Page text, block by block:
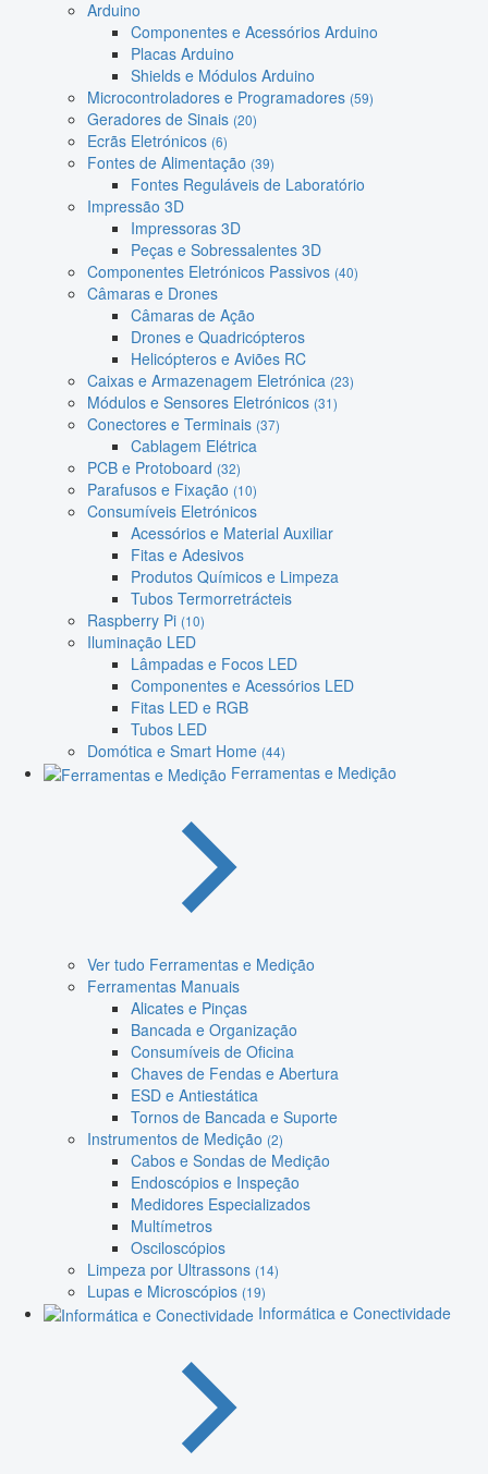
Arduino
Componentes e Acessórios Arduino
Placas Arduino
Shields e Módulos Arduino
Microcontroladores e Programadores (59)
Geradores de Sinais (20)
Ecrãs Eletrónicos (6)
Fontes de Alimentação (39)
Fontes Reguláveis de Laboratório
Impressão 3D
Impressoras 3D
Peças e Sobressalentes 3D
Componentes Eletrónicos Passivos (40)
Câmaras e Drones
Câmaras de Ação
Drones e Quadricópteros
Helicópteros e Aviões RC
Caixas e Armazenagem Eletrónica (23)
Módulos e Sensores Eletrónicos (31)
Conectores e Terminais (37)
Cablagem Elétrica
PCB e Protoboard (32)
Parafusos e Fixação (10)
Consumíveis Eletrónicos
Acessórios e Material Auxiliar
Fitas e Adesivos
Produtos Químicos e Limpeza
Tubos Termorretrácteis
Raspberry Pi (10)
Iluminação LED
Lâmpadas e Focos LED
Componentes e Acessórios LED
Fitas LED e RGB
Tubos LED
Domótica e Smart Home (44)
Ferramentas e Medição
Ver tudo Ferramentas e Medição
Ferramentas Manuais
Alicates e Pinças
Bancada e Organização
Consumíveis de Oficina
Chaves de Fendas e Abertura
ESD e Antiestática
Tornos de Bancada e Suporte
Instrumentos de Medição (2)
Cabos e Sondas de Medição
Endoscópios e Inspeção
Medidores Especializados
Multímetros
Osciloscópios
Limpeza por Ultrassons (14)
Lupas e Microscópios (19)
Informática e Conectividade